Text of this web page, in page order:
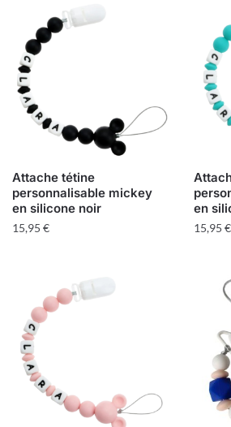
Attache tétine
personnalisable mickey
en silicone noir
15,95 €
en
15,95 €